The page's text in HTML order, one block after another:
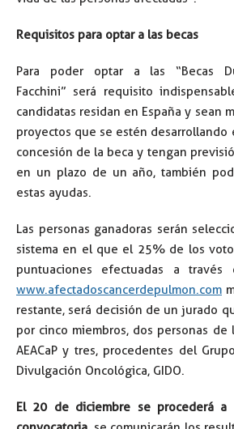
Requisitos para optar a las becas
Para poder optar a las “Becas
Facchini” será requisito
candidatas residan en España y sean
proyectos que se estén desarrollando
concesión de la beca y tengan
en un plazo de un año, también
estas ayudas.
Las personas ganadoras serán
sistema en el que el 25% de los
puntuaciones efectuadas a
www.afectadoscancerdepulmon.com
restante, será decisión de un jurado
por cinco miembros, dos personas de
AEACaP y tres, procedentes del
Divulgación Oncológica, GIDO.
El 20 de diciembre se procederá